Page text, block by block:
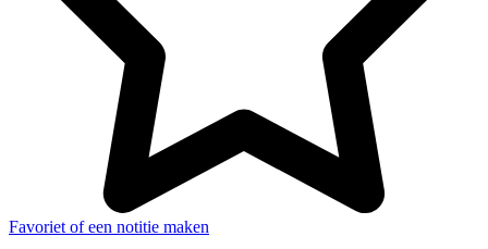
Favoriet of een notitie maken